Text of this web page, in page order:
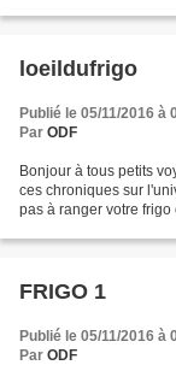
loeildufrigo
Publié le 05/11/2016 à
Par ODF
Bonjour à tous petits
ces chroniques sur
pas à ranger votre
FRIGO 1
Publié le 05/11/2016 à
Par ODF